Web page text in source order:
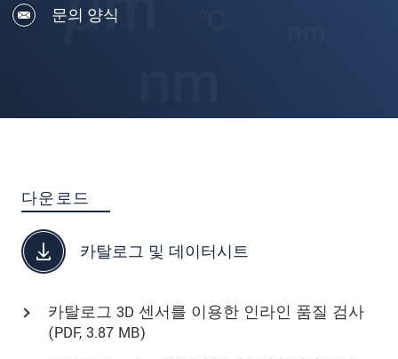
문의 양식
다운로드
카탈로그 및 데이터시트
카탈로그 3D 센서를 이용한 인라인 품질 검사
(PDF, 3.87 MB)